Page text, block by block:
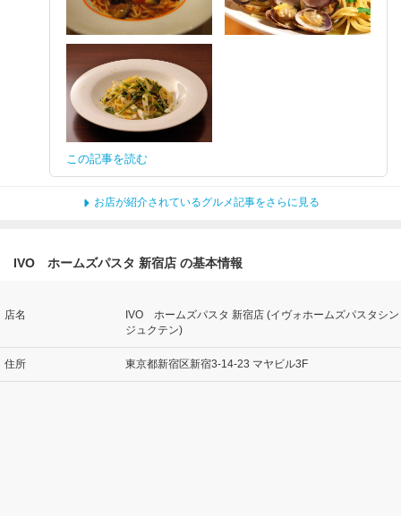
この記事を読む
お店が紹介されているグルメ記事をさらに見る
IVO ホームズパスタ 新宿店 の基本情報
店名
IVO ホームズパスタ 新宿店 (イヴォホームズパスタシン
ジュクテン)
住所 東京都新宿区新宿3-14-23 マヤビル3F